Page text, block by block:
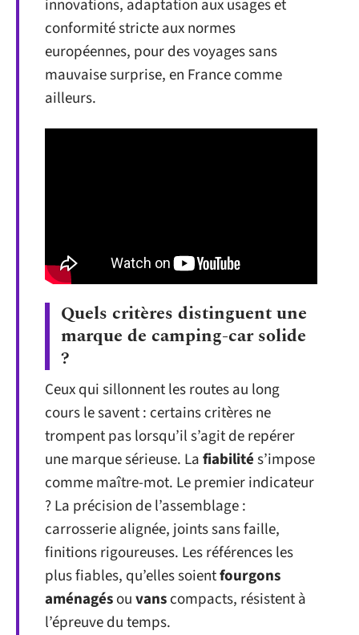
innovations, adaptation aux usages et
conformité stricte aux normes
européennes, pour des voyages sans
mauvaise surprise, en France comme
ailleurs.
Quels critères distinguent une
marque de camping-car solide
?
Ceux qui sillonnent les routes au long
cours le savent : certains critères ne
trompent pas lorsqu’il s’agit de repérer
une marque sérieuse. Lafiabilités’impose
comme maître-mot. Le premier indicateur
? La précision de l’assemblage :
carrosserie alignée, joints sans faille,
finitions rigoureuses. Les références les
plus fiables, qu’elles soientfourgons
aménagésouvanscompacts, résistent à
l’épreuve du temps.